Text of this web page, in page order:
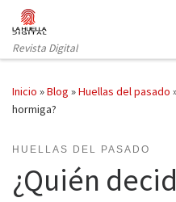
Saltar al contenido
Revista Digital
Inicio »Blog »Huellas del pasado
hormiga?
HUELLAS DEL PASADO
¿Quién